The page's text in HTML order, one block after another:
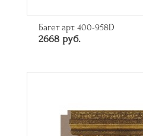
Багет арт. 400-958D
2668 руб.